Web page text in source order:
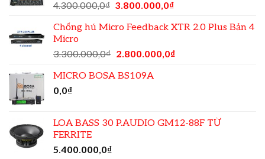
4.300.000,0₫ 3.800.000,0₫
Chống hú Micro Feedback XTR 2.0 Plus Bản 4
Micro
3.300.000,0₫ 2.800.000,0₫
MICRO BOSA BS109A
0,0₫
LOA BASS 30 P.AUDIO GM12-88F TỪ
FERRITE
5.400.000,0₫